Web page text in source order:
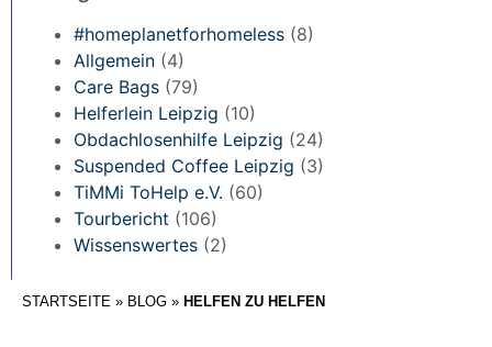
STARTSEITE » BLOG » HELFEN ZU HELFEN
#homeplanetforhomeless (8)
Allgemein (4)
Care Bags (79)
Helferlein Leipzig (10)
Obdachlosenhilfe Leipzig (24)
Suspended Coffee Leipzig (3)
TiMMi ToHelp e.V. (60)
Tourbericht (106)
Wissenswertes (2)